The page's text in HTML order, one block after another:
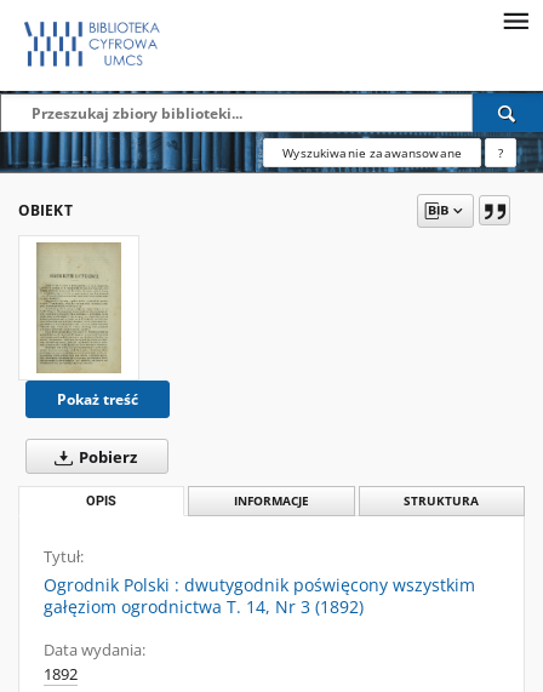
Wyszukiwanie zaawansowane ?
OBIEKT
Pokaż treść
Pobierz
OPIS INFORMACJE STRUKTURA
Tytuł:
Ogrodnik Polski : dwutygodnik poświęcony wszystkim
gałęziom ogrodnictwa T. 14, Nr 3 (1892)
Data wydania:
1892